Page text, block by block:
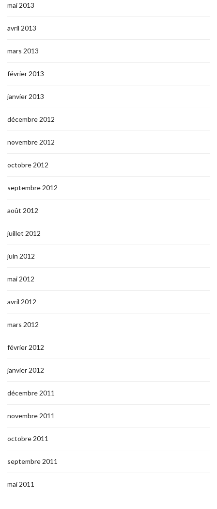
mai 2013
avril 2013
mars 2013
février 2013
janvier 2013
décembre 2012
novembre 2012
octobre 2012
septembre 2012
août 2012
juillet 2012
juin 2012
mai 2012
avril 2012
mars 2012
février 2012
janvier 2012
décembre 2011
novembre 2011
octobre 2011
septembre 2011
mai 2011